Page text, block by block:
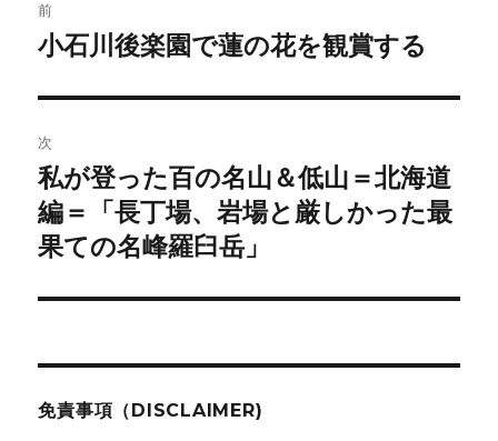
稿
ビ
ゲ
ー
シ
ン
前
前
投
稿:
小石川後楽園で蓮の花を観賞する
次
次
の
投
私が登った百の名山＆低山＝北海道
編＝「長丁場、岩場と厳しかった最
果ての名峰羅臼岳」
免責事項（DISCLAIMER)